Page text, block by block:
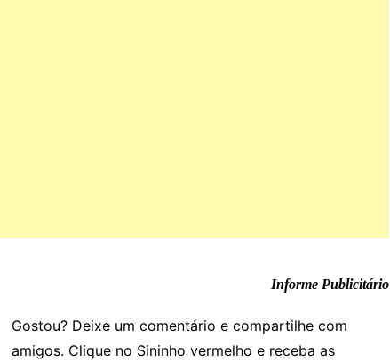
Informe Publicitário
Gostou? Deixe um comentário e compartilhe com
amigos. Clique no Sininho vermelho e receba as